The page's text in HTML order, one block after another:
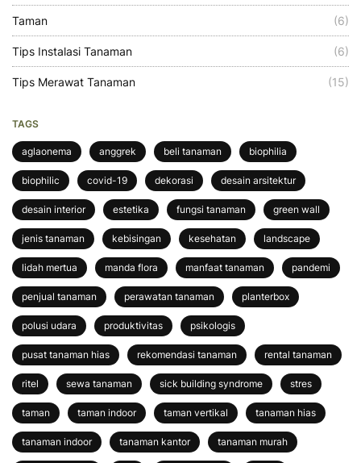
Taman (6)
Tips Instalasi Tanaman (6)
Tips Merawat Tanaman (15)
TAGS
aglaonema anggrek beli tanaman biophilia
biophilic covid-19 dekorasi desain arsitektur
desain interior estetika fungsi tanaman green wall
jenis tanaman kebisingan kesehatan landscape
lidah mertua manda flora manfaat tanaman pandemi
penjual tanaman perawatan tanaman planterbox
polusi udara produktivitas psikologis
pusat tanaman hias rekomendasi tanaman rental tanaman
ritel sewa tanaman sick building syndrome stres
taman taman indoor taman vertikal tanaman hias
tanaman indoor tanaman kantor tanaman murah